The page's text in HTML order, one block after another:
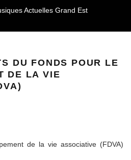
DU FONDS POUR LE
DE LA VIE
de la vie associative (FDVA)